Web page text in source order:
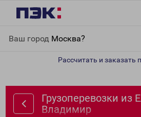
Ваш город Москва?
Рассчитать и заказать
Грузоперевозки из
Владимир